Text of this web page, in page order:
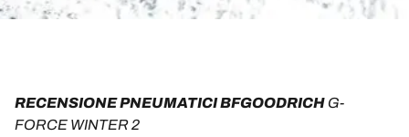
RECENSIONE PNEUMATICI BFGOODRICH G-
FORCE WINTER 2